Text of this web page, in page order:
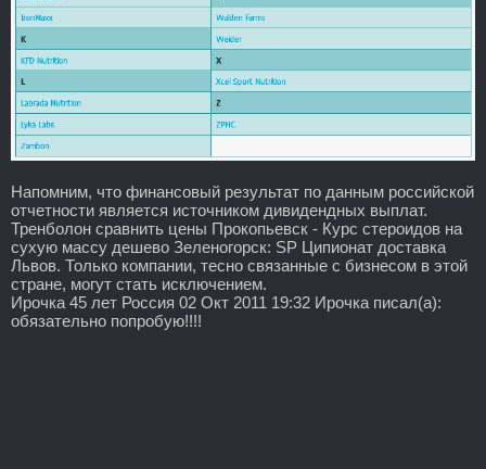
Напомним, что финансовый результат по данным российской
отчетности является источником дивидендных выплат.
Тренболон сравнить цены Прокопьевск - Курс стероидов на
сухую массу дешево Зеленогорск: SP Ципионат доставка
Львов. Только компании, тесно связанные с бизнесом в этой
стране, могут стать исключением.
Ирочка 45 лет Россия 02 Окт 2011 19:32 Ирочка писал(а):
обязательно попробую!!!!